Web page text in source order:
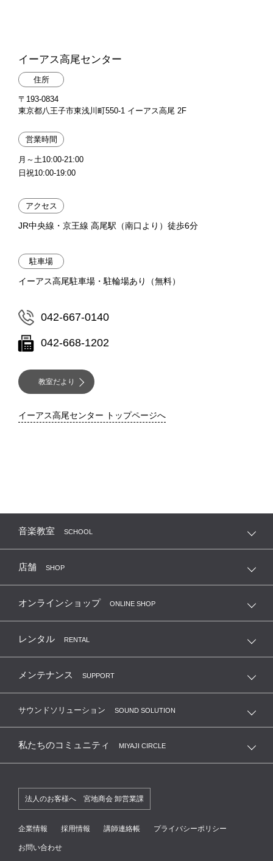
イーアス高尾センター
住所
〒193-0834
東京都八王子市東浅川町550-1 イーアス高尾 2F
営業時間
月～土10:00-21:00
日祝10:00-19:00
アクセス
JR中央線・京王線 高尾駅（南口より）徒歩6分
駐車場
イーアス高尾駐車場・駐輪場あり（無料）
042-667-0140
042-668-1202
教室だより
イーアス高尾センター トップページへ
音楽教室 SCHOOL
店舗 SHOP
オンラインショップ ONLINE SHOP
レンタル RENTAL
メンテナンス SUPPORT
サウンドソリューション SOUND SOLUTION
私たちのコミュニティ MIYAJI CIRCLE
法人のお客様へ 宮地商会 卸営業課
企業情報 採用情報 講師連絡帳 プライバシーポリシー
お問い合わせ